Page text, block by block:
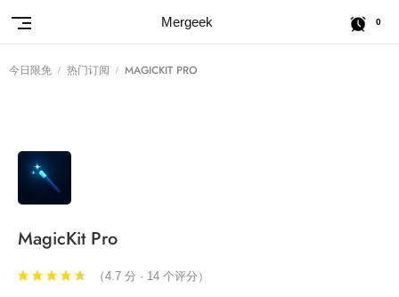
Mergeek 0
今日限免 热门订阅 MAGICKIT PRO
MagicKit Pro
（4.7 分 · 14 个评分）